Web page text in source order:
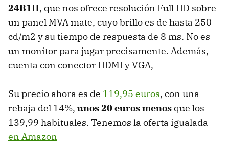
24B1H, que nos ofrece resolución Full HD sobre
un panel MVA mate, cuyo brillo es de hasta 250
cd/m2 y su tiempo de respuesta de 8 ms. No es
un monitor para jugar precisamente. Además,
cuenta con conector HDMI y VGA,
Su precio ahora es de 119,95 euros, con una
rebaja del 14%, unos 20 euros menos que los
139,99 habituales. Tenemos la oferta igualada
en Amazon